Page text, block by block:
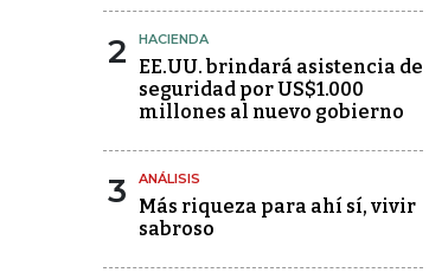
2 HACIENDA
EE.UU. brindará asistencia de
seguridad por US$1.000
millones al nuevo gobierno
3 ANÁLISIS
Más riqueza para ahí sí, vivir
sabroso